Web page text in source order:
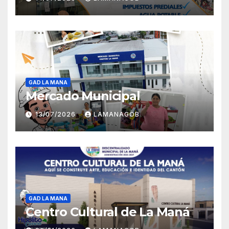
GAD LA MANA
Mercado Municipal
13/07/2026 LAMANAGOB
GAD LA MANA
Centro Cultural de La Maná